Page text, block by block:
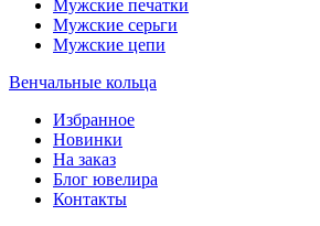
Мужские печатки
Мужские серьги
Мужские цепи
Венчальные кольца
Избранное
Новинки
На заказ
Блог ювелира
Контакты